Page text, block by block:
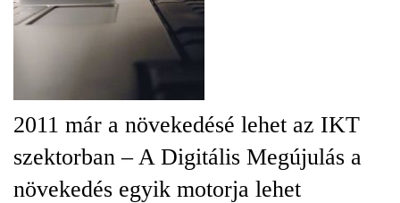
2011 már a növekedésé lehet az IKT
szektorban – A Digitális Megújulás a
növekedés egyik motorja lehet